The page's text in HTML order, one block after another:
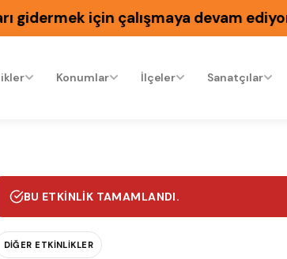
için çalışmaya devam ediyor.
Konumlar İlçeler Sanatçılar
BU ETKINLIK TAMAMLANDI.
DIĞER ETKINLIKLER